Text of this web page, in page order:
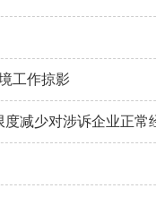
工作掠影
减少对涉诉企业正常